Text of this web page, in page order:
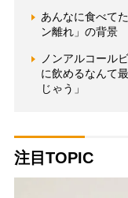
あんなに食べて
ン離れ」の背景
ノンアルコール
に飲めるなんて
じゃう」
注目TOPIC